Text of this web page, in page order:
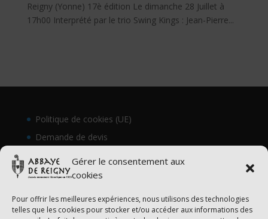
Gérer le consentement aux
cookies
Pour offrir les meilleures expériences, nous utilisons des technologies
telles que les cookies pour stocker et/ou accéder aux informations des
Reigny (Yonne) 17è édition Le dimanche 28 Juillet à
17h00 Interprété par le trio Swing Kings : Jean-Pierre...
Politique de cookies (UE)
Demande de devis